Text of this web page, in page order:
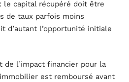
le capital récupéré doit être
de taux parfois moins
d’autant l’opportunité initiale
de l’impact financier pour la
est remboursé avant